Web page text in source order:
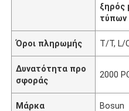
ξηρός
τύπων
Όροι πληρωμής T/T, L/
Δυνατότητα προ
σφοράς
2000
Μάρκα Bosun